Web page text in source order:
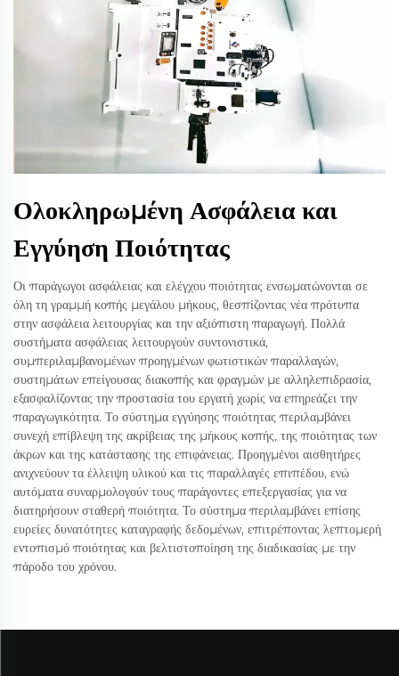
Ολοκληρωμένη Ασφάλεια και
Εγγύηση Ποιότητας
Οι παράγωγοι ασφάλειας και ελέγχου ποιότητας ενσωματώνονται σε
όλη τη γραμμή κοπής μεγάλου μήκους, θεσπίζοντας νέα πρότυπα
στην ασφάλεια λειτουργίας και την αξιόπιστη παραγωγή. Πολλά
συστήματα ασφάλειας λειτουργούν συντονιστικά,
συμπεριλαμβανομένων προηγμένων φωτιστικών παραλλαγών,
συστημάτων επείγουσας διακοπής και φραγμών με αλληλεπιδρασία,
εξασφαλίζοντας την προστασία του εργατή χωρίς να επηρεάζει την
παραγωγικότητα. Το σύστημα εγγύησης ποιότητας περιλαμβάνει
συνεχή επίβλεψη της ακρίβειας της μήκους κοπής, της ποιότητας των
άκρων και της κατάστασης της επιφάνειας. Προηγμένοι αισθητήρες
ανιχνεύουν τα έλλειψη υλικού και τις παραλλαγές επιπέδου, ενώ
αυτόματα συναρμολογούν τους παράγοντες επεξεργασίας για να
διατηρήσουν σταθερή ποιότητα. Το σύστημα περιλαμβάνει επίσης
ευρείες δυνατότητες καταγραφής δεδομένων, επιτρέποντας λεπτομερή
εντοπισμό ποιότητας και βελτιστοποίηση της διαδικασίας με την
πάροδο του χρόνου.